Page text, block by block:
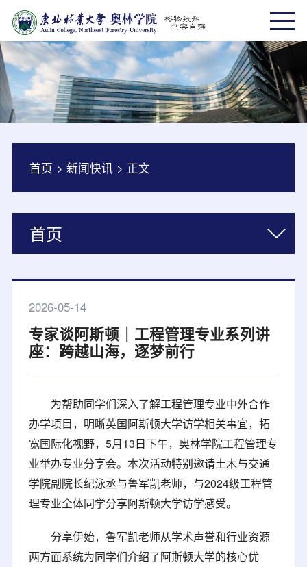
首页 >新闻快讯 > 正文
首页
2026-05-14
专家谈阿斯顿｜工程管理专业系列讲
座：跨越山海，逐梦前行
为帮助同学们深入了解工程管理专业中外合作
办学项目，明晰英国阿斯顿大学访学相关事宜，拓
宽国际化视野，5月13日下午，奥林学院工程管理专
业举办专业分享会。本次活动特别邀请土木与交通
学院副院长纪泳丞与鲁军凯老师，与2024级工程管
理专业全体同学分享阿斯顿大学访学感受。
分享伊始，鲁军凯老师从学术声誉和行业资源
两方面系统为同学们介绍了阿斯顿大学的核心优